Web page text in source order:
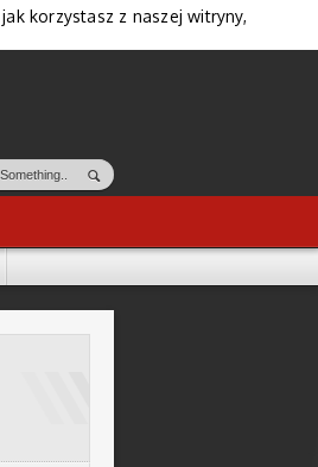
korzystasz z naszej witryny,